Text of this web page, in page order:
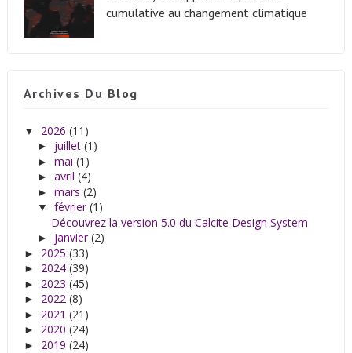
cumulative au changement climatique
Archives Du Blog
▼ 2026 (11)
► juillet (1)
► mai (1)
► avril (4)
► mars (2)
▼ février (1)
Découvrez la version 5.0 du Calcite Design System
► janvier (2)
► 2025 (33)
► 2024 (39)
► 2023 (45)
► 2022 (8)
► 2021 (21)
► 2020 (24)
► 2019 (24)